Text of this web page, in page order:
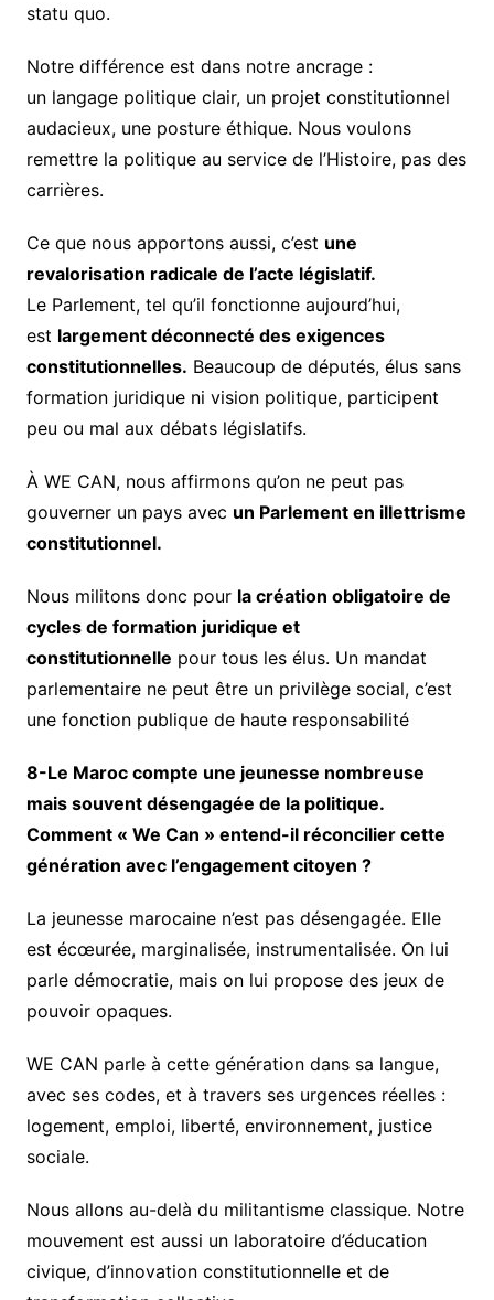
statu quo.
Notre différence est dans notre ancrage :
un langage politique clair, un projet constitutionnel
audacieux, une posture éthique. Nous voulons
remettre la politique au service de l’Histoire, pas des
carrières.
Ce que nous apportons aussi, c’est une
revalorisation radicale de l’acte législatif.
Le Parlement, tel qu’il fonctionne aujourd’hui,
est largement déconnecté des exigences
constitutionnelles. Beaucoup de députés, élus sans
formation juridique ni vision politique, participent
peu ou mal aux débats législatifs.
À WE CAN, nous affirmons qu’on ne peut pas
gouverner un pays avec un Parlement en illettrisme
constitutionnel.
Nous militons donc pour la création obligatoire de
cycles de formation juridique et
constitutionnelle pour tous les élus. Un mandat
parlementaire ne peut être un privilège social, c’est
une fonction publique de haute responsabilité
8-Le Maroc compte une jeunesse nombreuse
mais souvent désengagée de la politique.
Comment « We Can » entend-il réconcilier cette
génération avec l’engagement citoyen ?
La jeunesse marocaine n’est pas désengagée. Elle
est écœurée, marginalisée, instrumentalisée. On lui
parle démocratie, mais on lui propose des jeux de
pouvoir opaques.
WE CAN parle à cette génération dans sa langue,
avec ses codes, et à travers ses urgences réelles :
logement, emploi, liberté, environnement, justice
sociale.
Nous allons au-delà du militantisme classique. Notre
mouvement est aussi un laboratoire d’éducation
civique, d’innovation constitutionnelle et de